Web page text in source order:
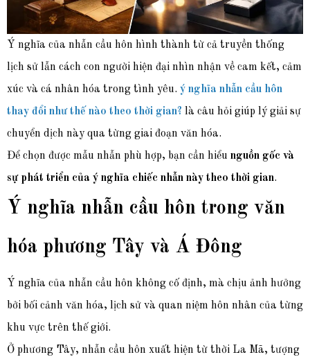
Ý nghĩa của nhẫn cầu hôn hình thành từ cả truyền thống
lịch sử lẫn cách con người hiện đại nhìn nhận về cam kết, cảm
xúc và cá nhân hóa trong tình yêu. ý nghĩa nhẫn cầu hôn
thay đổi như thế nào theo thời gian? là câu hỏi giúp lý giải sự
chuyển dịch này qua từng giai đoạn văn hóa.
Để chọn được mẫu nhẫn phù hợp, bạn cần hiểu nguồn gốc và
sự phát triển của ý nghĩa chiếc nhẫn này theo thời gian.
Ý nghĩa nhẫn cầu hôn trong văn
hóa phương Tây và Á Đông
Ý nghĩa của nhẫn cầu hôn không cố định, mà chịu ảnh hưởng
bởi bối cảnh văn hóa, lịch sử và quan niệm hôn nhân của từng
khu vực trên thế giới.
Ở phương Tây, nhẫn cầu hôn xuất hiện từ thời La Mã, tượng